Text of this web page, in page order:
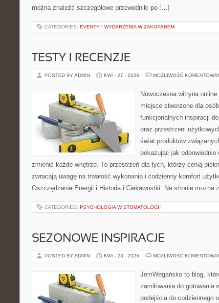
można znaleźć szczegółowe przewodniki po […]
CATEGORIES: EVENTY I WYDARZENIA W ZAKOPANEM
TESTY I RECENZJE
POSTED BY ADMIN KWI - 27 - 2026 MOŻLIWOŚĆ
Nowoczesna witryna
miejsce stworzone dla
funkcjonalnych inspiracji
oraz przestrzeni
świat produktów
pokazując jak odpowiednio
zmienić każde wnętrze. To przestrzeń dla tych, którzy cenią
zwracają uwagę na trwałość wykonania i codzienny komfort
Oszczędzanie Energii i Historia i Ciekawostki. Na stronie można
CATEGORIES: PSYCHOLOGIA W STOMATOLOGII
SEZONOWE INSPIRACJE
POSTED BY ADMIN KWI - 23 - 2026 MOŻLIWOŚĆ
JemWegańsko to blog,
zamiłowania do gotowania
podejścia do codziennego